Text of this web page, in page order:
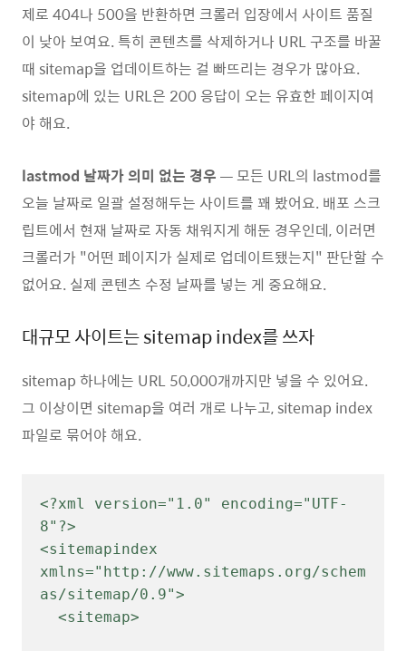
제로 404나 500을 반환하면 크롤러 입장에서 사이트 품질
이 낮아 보여요. 특히 콘텐츠를 삭제하거나 URL 구조를 바꿀
때 sitemap을 업데이트하는 걸 빠뜨리는 경우가 많아요.
sitemap에 있는 URL은 200 응답이 오는 유효한 페이지여
야 해요.
lastmod 날짜가 의미 없는 경우 — 모든 URL의 lastmod를
오늘 날짜로 일괄 설정해두는 사이트를 꽤 봤어요. 배포 스크
립트에서 현재 날짜로 자동 채워지게 해둔 경우인데, 이러면
크롤러가 "어떤 페이지가 실제로 업데이트됐는지" 판단할 수
없어요. 실제 콘텐츠 수정 날짜를 넣는 게 중요해요.
대규모 사이트는 sitemap index를 쓰자
sitemap 하나에는 URL 50,000개까지만 넣을 수 있어요.
그 이상이면 sitemap을 여러 개로 나누고, sitemap index
파일로 묶어야 해요.
<?xml version="1.0" encoding="UTF-
8"?>
<sitemapindex
xmlns="http://www.sitemaps.org/schem
as/sitemap/0.9">